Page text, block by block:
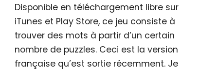
Disponible en téléchargement libre sur
iTunes et Play Store, ce jeu consiste à
trouver des mots à partir d’un certain
nombre de puzzles. Ceci est la version
française qu’est sortie récemment. Je